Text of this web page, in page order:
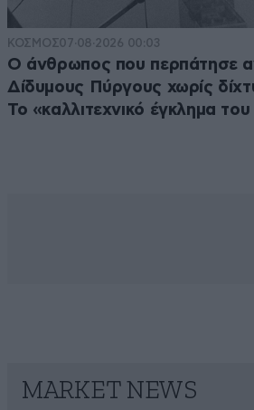
ΚΟΣΜΟΣ07·08·2026 00:03
Ο άνθρωπος που περπάτησε
Δίδυμους Πύργους χωρίς
Το «καλλιτεχνικό έγκλημα
MARKET NEWS